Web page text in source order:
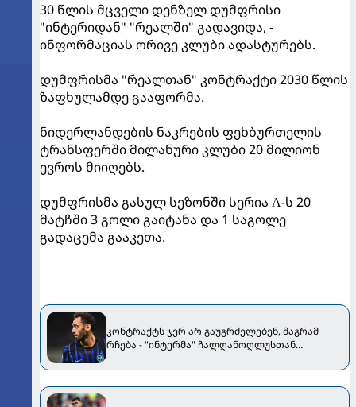
30 წლის მცველი დენზელ დუმფრისი
"ინტერიდან" "რეალში" გადავიდა, -
ინფორმაციას ორივე კლუბი ადასტურებს.
დუმფრისმა "რეალთან" კონტრაქტი 2030 წლის
ზაფხულამდე გააფორმა.
ნიდერლანდების ნაკრების ფეხბურთელის
ტრანსფერში მილანური კლუბი 20 მილიონ
ევროს მიიღებს.
დუმფრისმა გასულ სეზონში სერია А-ს 20
მატჩში 3 გოლი გაიტანა და 1 საგოლე
გადაცემა გააკეთა.
კონტრაქტს ჯერ არ გაუგრძელებენ, მაგრამ
რჩება - "ინტერმა" ჩალღანოღლუსთან